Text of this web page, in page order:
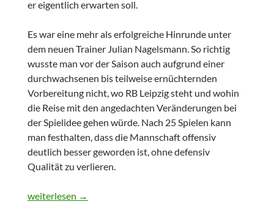
er eigentlich erwarten soll.
Es war eine mehr als erfolgreiche Hinrunde unter
dem neuen Trainer Julian Nagelsmann. So richtig
wusste man vor der Saison auch aufgrund einer
durchwachsenen bis teilweise ernüchternden
Vorbereitung nicht, wo RB Leipzig steht und wohin
die Reise mit den angedachten Veränderungen bei
der Spielidee gehen würde. Nach 25 Spielen kann
man festhalten, dass die Mannschaft offensiv
deutlich besser geworden ist, ohne defensiv
Qualität zu verlieren.
Zwischenbilanz: RB Leipzig in der Saison 2019/2020
weiterlesen →